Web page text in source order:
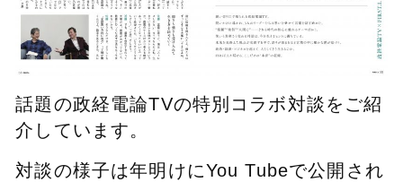
話題の政経電論TVの特別コラボ対談をご紹
介しています。
対談の様子は年明けにYou Tubeで公開され